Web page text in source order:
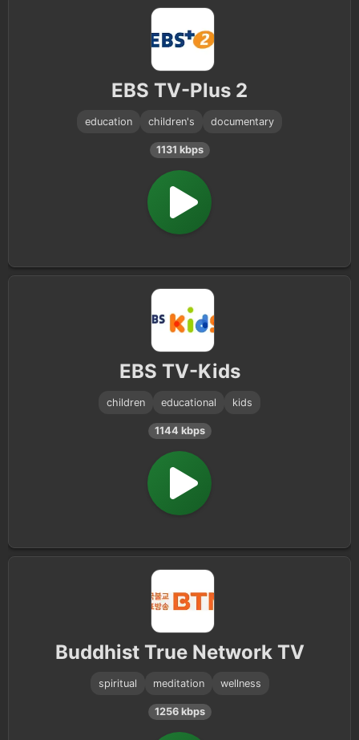
EBS TV-Plus 2
education children's documentary
1131 kbps
EBS TV-Kids
children educational kids
1144 kbps
Buddhist True Network TV
spiritual meditation wellness
1256 kbps